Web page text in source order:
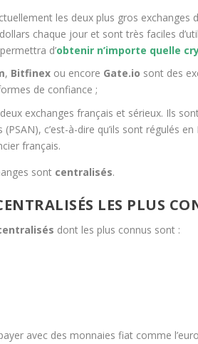
les deux plus gros exchanges
chaque jour et sont très faciles
d’obtenir n’importe quelle
, Bitfinex ou encore Gate.io sont des
de confiance ;
exchanges français et sérieux. Ils
c’est-à-dire qu’ils sont régulés
français.
sont centralisés.
LES PLUS
dont les plus connus sont :
avec des monnaies fiat comme